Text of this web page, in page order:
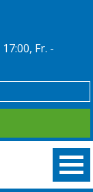
Fr. -